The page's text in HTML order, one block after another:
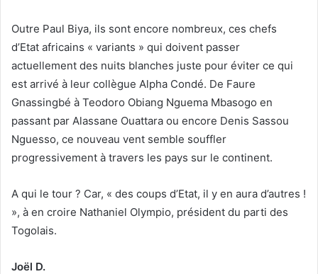
Outre Paul Biya, ils sont encore nombreux, ces chefs
d’Etat africains « variants » qui doivent passer
actuellement des nuits blanches juste pour éviter ce qui
est arrivé à leur collègue Alpha Condé. De Faure
Gnassingbé à Teodoro Obiang Nguema Mbasogo en
passant par Alassane Ouattara ou encore Denis Sassou
Nguesso, ce nouveau vent semble souffler
progressivement à travers les pays sur le continent.
A qui le tour ? Car, « des coups d’Etat, il y en aura d’autres !
», à en croire Nathaniel Olympio, président du parti des
Togolais.
Joël D.